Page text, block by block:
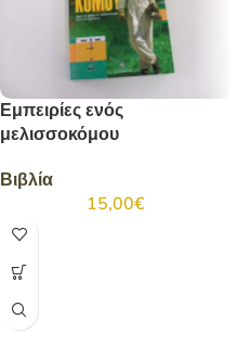
Εμπειρίες ενός
μελισσοκόμου
Βιβλία
15,00€